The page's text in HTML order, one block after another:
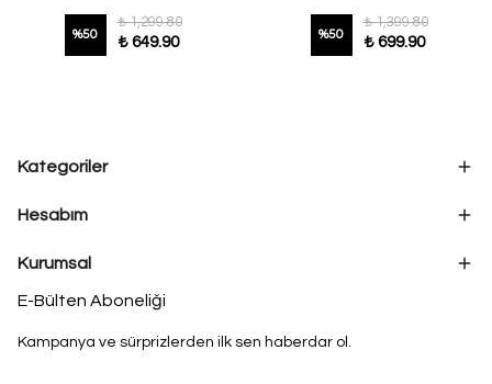
%50
₺ 1,299.80
₺ 649.90 %50
₺ 1,399.80
₺ 699.90
Kategoriler
Hesabım
Kurumsal
E-Bülten Aboneliği
Kampanya ve sürprizlerden ilk sen haberdar ol.